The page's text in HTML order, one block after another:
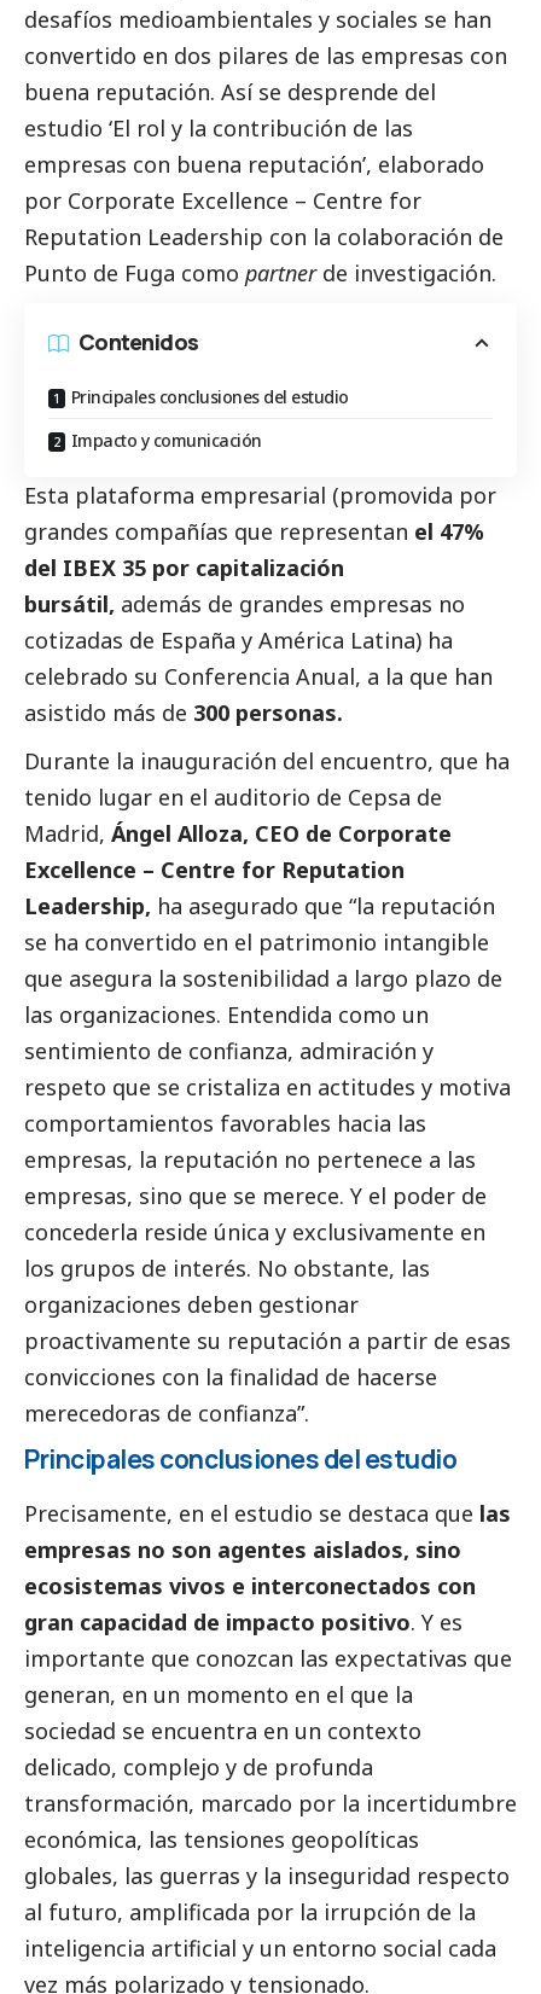
desafíos medioambientales y sociales se han
convertido en dos pilares de las empresas con
buena reputación. Así se desprende del
estudio ‘El rol y la contribución de las
empresas con buena reputación’, elaborado
por Corporate Excellence – Centre for
Reputation Leadership con la colaboración de
Punto de Fuga como partnerde investigación.
Contenidos
Principales conclusiones del estudio
Impacto y comunicación
Esta plataforma empresarial (promovida por
grandes compañías que representan el 47%
del IBEX 35 por capitalización
bursátil, además de grandes empresas no
cotizadas de España y América Latina) ha
celebrado su Conferencia Anual, a la que han
asistido más de 300 personas.
Durante la inauguración del encuentro, que ha
tenido lugar en el auditorio de Cepsa de
Madrid, Ángel Alloza, CEO de Corporate
Excellence – Centre for Reputation
Leadership, ha asegurado que “la reputación
se ha convertido en el patrimonio intangible
que asegura la sostenibilidad a largo plazo de
las organizaciones. Entendida como un
sentimiento de confianza, admiración y
respeto que se cristaliza en actitudes y motiva
comportamientos favorables hacia las
empresas, la reputación no pertenece a las
empresas, sino que se merece. Y el poder de
concederla reside única y exclusivamente en
los grupos de interés. No obstante, las
organizaciones deben gestionar
proactivamente su reputación a partir de esas
convicciones con la finalidad de hacerse
merecedoras de confianza”.
Principales conclusiones del estudio
Precisamente, en el estudio se destaca que las
empresas no son agentes aislados, sino
ecosistemas vivos e interconectados con
gran capacidad de impacto positivo. Y es
importante que conozcan las expectativas que
generan, en un momento en el que la
sociedad se encuentra en un contexto
delicado, complejo y de profunda
transformación, marcado por la incertidumbre
económica, las tensiones geopolíticas
globales, las guerras y la inseguridad respecto
al futuro, amplificada por la irrupción de la
inteligencia artificial y un entorno social cada
vez más polarizado y tensionado.